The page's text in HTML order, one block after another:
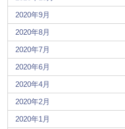
2020年9月
2020年8月
2020年7月
2020年6月
2020年4月
2020年2月
2020年1月